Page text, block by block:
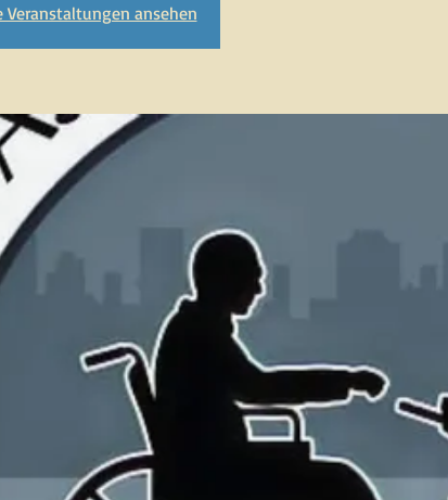
Veranstaltungen ansehen